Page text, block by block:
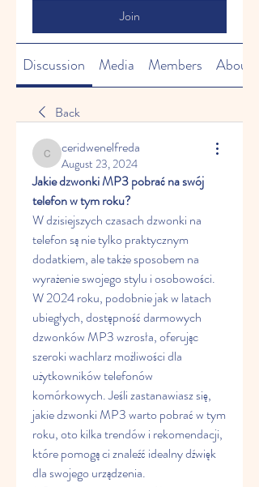
Join
Discussion Media Members About
Back
ceridwenelfreda
ceridwenelfreda
August 23, 2024
Jakie dzwonki MP3 pobrać na swój
telefon w tym roku?
W dzisiejszych czasach dzwonki na
telefon są nie tylko praktycznym
dodatkiem, ale także sposobem na
wyrażenie swojego stylu i osobowości.
W 2024 roku, podobnie jak w latach
ubiegłych, dostępność darmowych
dzwonków MP3 wzrosła, oferując
szeroki wachlarz możliwości dla
użytkowników telefonów
komórkowych. Jeśli zastanawiasz się,
jakie dzwonki MP3 warto pobrać w tym
roku, oto kilka trendów i rekomendacji,
które pomogą ci znaleźć idealny dźwięk
dla swojego urządzenia.